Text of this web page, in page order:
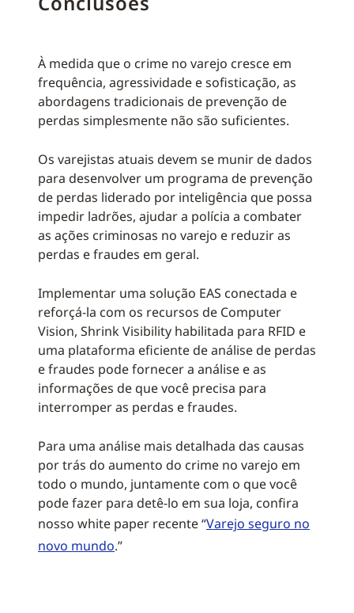
À medida que o crime no varejo cresce em
frequência, agressividade e sofisticação, as
abordagens tradicionais de prevenção de
perdas simplesmente não são suficientes.
Os varejistas atuais devem se munir de dados
para desenvolver um programa de prevenção
de perdas liderado por inteligência que possa
impedir ladrões, ajudar a polícia a combater
as ações criminosas no varejo e reduzir as
perdas e fraudes em geral.
Implementar uma solução EAS conectada e
reforçá-la com os recursos de Computer
Vision, Shrink Visibility habilitada para RFID e
uma plataforma eficiente de análise de perdas
e fraudes pode fornecer a análise e as
informações de que você precisa para
interromper as perdas e fraudes.
Para uma análise mais detalhada das causas
por trás do aumento do crime no varejo em
todo o mundo, juntamente com o que você
pode fazer para detê-lo em sua loja, confira
nosso white paper recente “Varejo seguro no
novo mundo.”